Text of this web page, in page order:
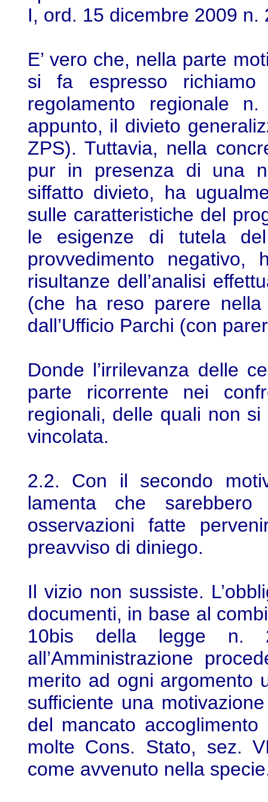
I, ord. 15 dicembre 2009 n.
E’ vero che, nella parte
si fa espresso
regolamento regionale
appunto, il divieto
ZPS). Tuttavia, nella
pur in presenza di una
siffatto divieto, ha
sulle caratteristiche del
le esigenze di tutela
provvedimento
risultanze dell’analisi
(che ha reso parere
dall’Ufficio Parchi (con
Donde l’irrilevanza delle
parte ricorrente nei
regionali, delle quali non
vincolata.
2.2. Con il secondo
lamenta che
osservazioni fatte
preavviso di diniego.
Il vizio non sussiste.
documenti, in base al
10bis della legge n.
all’Amministrazione
merito ad ogni argomento
sufficiente una
del mancato
molte Cons. Stato, sez.
come avvenuto nella